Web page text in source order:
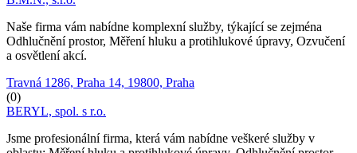
Naše firma vám nabídne komplexní služby, týkající se zejména
Odhlučnění prostor, Měření hluku a protihlukové úpravy, Ozvučení
a osvětlení akcí.
Travná 1286, Praha 14, 19800, Praha
(0)
BERYL, spol. s r.o.
Jsme profesionální firma, která vám nabídne veškeré služby v